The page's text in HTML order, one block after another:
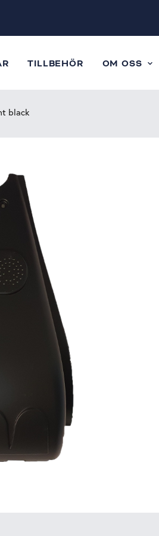
TILLBEHÖR OM OSS
black